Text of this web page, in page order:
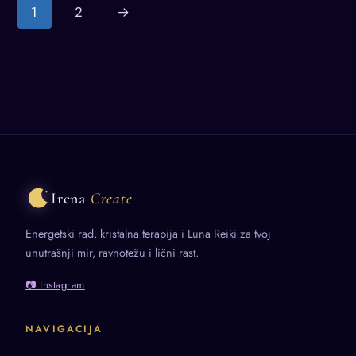
1 2 →
Irena Create
Energetski rad, kristalna terapija i Luna Reiki za tvoj
unutrašnji mir, ravnotežu i lični rast.
📷 Instagram
NAVIGACIJA